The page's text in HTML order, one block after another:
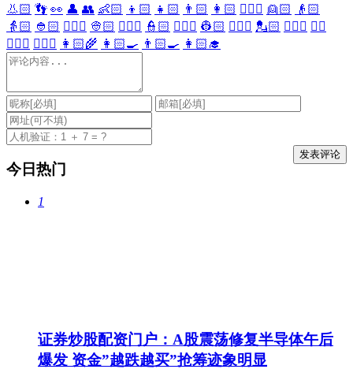
👃🏻 👣 👀 👤 👥 👶🏻 👦🏻 👧🏻 👨🏻 👩🏻 👱🏻‍♀️ 👱🏻
👴🏻
👵🏻 👲🏻 👳🏻‍♀️ 👳🏻 👮🏻‍♀️ 👮🏻 👷🏻‍♀️ 👷🏻 💂🏻‍♀️ 💂🏻 🕵🏻‍♀️ 🕵🏻
👩🏻‍⚕️ 👨🏻‍⚕️ 👩🏻‍🌾 👩🏻‍🍳 👨🏻‍🍳 👩🏻‍🎓
今日热门
1
证券炒股配资门户：A股震荡修复半导体午后
爆发 资金”越跌越买”抢筹迹象明显